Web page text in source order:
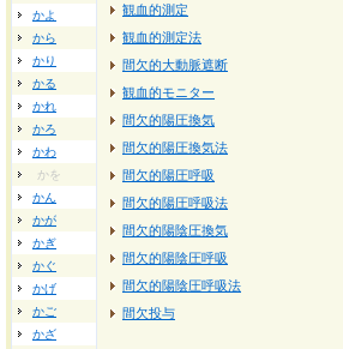
かよ
から
かり
かる
かれ
かろ
かわ
かを
かん
かが
かぎ
かぐ
かげ
かご
かざ
観血的測定
観血的測定法
間欠的大動脈遮断
観血的モニター
間欠的陽圧換気
間欠的陽圧換気法
間欠的陽圧呼吸
間欠的陽圧呼吸法
間欠的陽陰圧換気
間欠的陽陰圧呼吸
間欠的陽陰圧呼吸法
間欠投与